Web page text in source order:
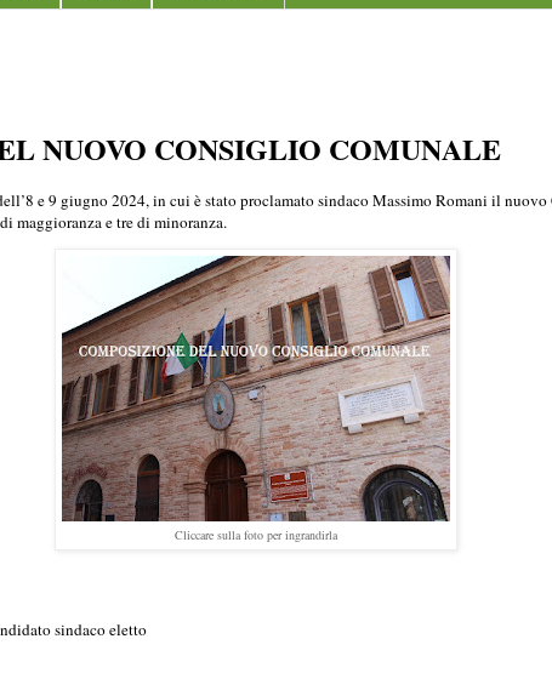
NUOVO CONSIGLIO COMUNALE
e 9 giugno 2024, in cui è stato proclamato sindaco Massimo Romani il
maggioranza e tre di minoranza.
Cliccare sulla foto per ingrandirla
sindaco eletto